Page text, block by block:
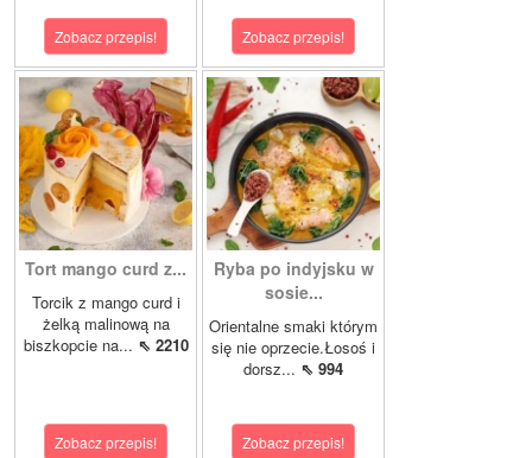
Zobacz przepis! Zobacz przepis!
Tort mango curd z...
Torcik z mango curd i
żelką malinową na
biszkopcie na... ⇖ 2210
Zobacz przepis!
Ryba po indyjsku w
sosie...
Orientalne smaki którym
się nie oprzecie.Łosoś i
dorsz... ⇖ 994
Zobacz przepis!